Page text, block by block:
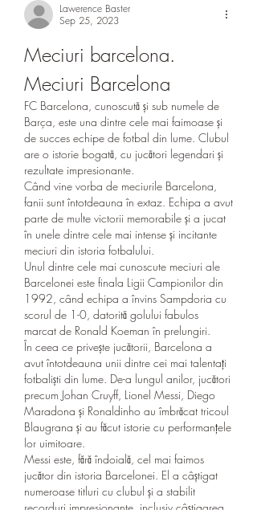
Lawerence Baster
Sep 25, 2023
Meciuri barcelona.
Meciuri Barcelona
FC Barcelona, cunoscută și sub numele de
Barça, este una dintre cele mai faimoase și
de succes echipe de fotbal din lume. Clubul
are o istorie bogată, cu jucători legendari și
rezultate impresionante.
Când vine vorba de meciurile Barcelona,
fanii sunt întotdeauna în extaz. Echipa a avut
parte de multe victorii memorabile și a jucat
în unele dintre cele mai intense și incitante
meciuri din istoria fotbalului.
Unul dintre cele mai cunoscute meciuri ale
Barcelonei este finala Ligii Campionilor din
1992, când echipa a învins Sampdoria cu
scorul de 1-0, datorită golului fabulos
marcat de Ronald Koeman în prelungiri.
În ceea ce privește jucătorii, Barcelona a
avut întotdeauna unii dintre cei mai talentați
fotbaliști din lume. De-a lungul anilor, jucători
precum Johan Cruyff, Lionel Messi, Diego
Maradona și Ronaldinho au îmbrăcat tricoul
Blaugrana și au făcut istorie cu performanțele
lor uimitoare.
Messi este, fără îndoială, cel mai faimos
jucător din istoria Barcelonei. El a câștigat
numeroase titluri cu clubul și a stabilit
recorduri impresionante, inclusiv câștigarea